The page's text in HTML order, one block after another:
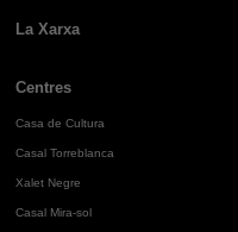
La Xarxa
Centres
Casa de Cultura
Casal Torreblanca
Xalet Negre
Casal Mira-sol